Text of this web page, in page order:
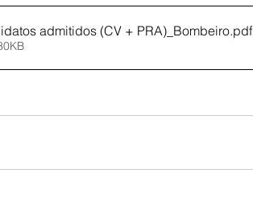
admitidos (CV + PRA)_Bombeiro.pdf